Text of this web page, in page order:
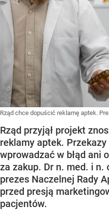
Rząd chce dopuścić reklamę aptek.
Rząd przyjął projekt
reklamy aptek. Przekazy
wprowadzać w błąd ani
za zakup. Dr n. med. i n.
prezes Naczelnej Rady
przed presją
pacjentów.